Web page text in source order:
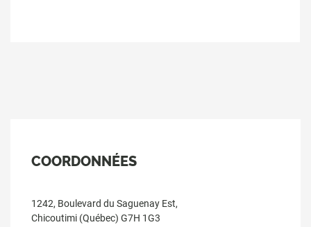
COORDONNÉES
1242, Boulevard du Saguenay Est,
Chicoutimi (Québec) G7H 1G3